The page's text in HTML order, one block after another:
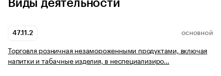
Виды деятельности
47.11.2 ОСНОВНОЙ
Торговля розничная незамороженными продуктами, включая
напитки и табачные изделия, в неспециализиро…